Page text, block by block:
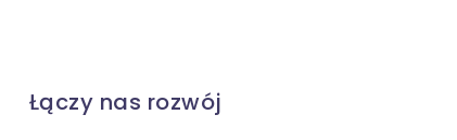
Łączy nas rozwój